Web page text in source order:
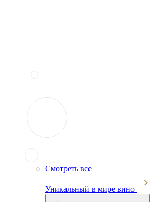
Смотреть все
Уникальный в мире вино